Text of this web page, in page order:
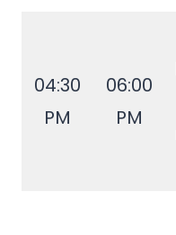
04:30
PM
06:00
PM